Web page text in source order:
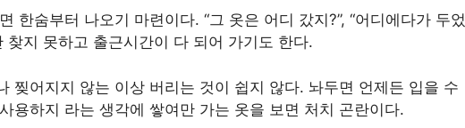
한숨부터 나오기 마련이다. “그 옷은 어디 갔지?”, “어디에다가 두었
찾지 못하고 출근시간이 다 되어 가기도 한다.
찢어지지 않는 이상 버리는 것이 쉽지 않다. 놔두면 언제든 입을 수
용하지 라는 생각에 쌓여만 가는 옷을 보면 처치 곤란이다.